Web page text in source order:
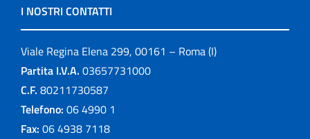
I NOSTRI CONTATTI
Viale Regina Elena 299, 00161 – Roma (I)
Partita I.V.A. 03657731000
C.F. 80211730587
Telefono: 06 4990 1
Fax: 06 4938 7118